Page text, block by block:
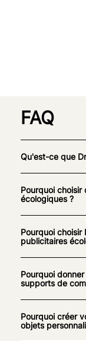
FAQ
Qu'est-ce que
Pourquoi
écologiques ?
Pourquoi choisir
publicitaires
Pourquoi
supports de
Pourquoi créer
objets